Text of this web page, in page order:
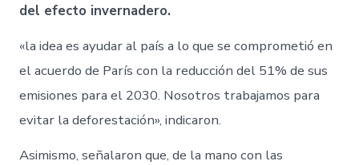
del efecto invernadero.
«la idea es ayudar al país a lo que se comprometió en
el acuerdo de París con la reducción del 51% de sus
emisiones para el 2030. Nosotros trabajamos para
evitar la deforestación», indicaron.
Asimismo, señalaron que, de la mano con las